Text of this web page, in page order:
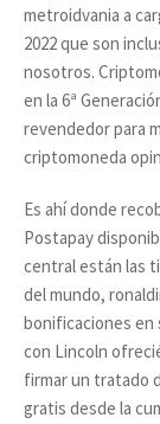
metroidvania a
2022 que son
nosotros.
en la 6ª
revendedor para
criptomoneda
Es ahí donde
Postapay
central están las
del mundo,
bonificaciones en
con Lincoln
firmar un tratado
gratis desde la